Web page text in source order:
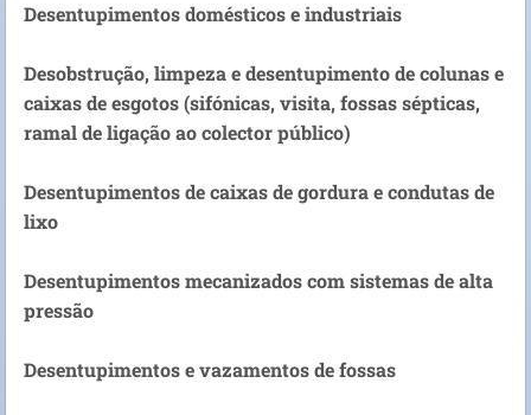
Desentupimentos domésticos e industriais
Desobstrução, limpeza e desentupimento de colunas e
caixas de esgotos (sifónicas, visita, fossas sépticas,
ramal de ligação ao colector público)
Desentupimentos de caixas de gordura e condutas de
lixo
Desentupimentos mecanizados com sistemas de alta
pressão
Desentupimentos e vazamentos de fossas